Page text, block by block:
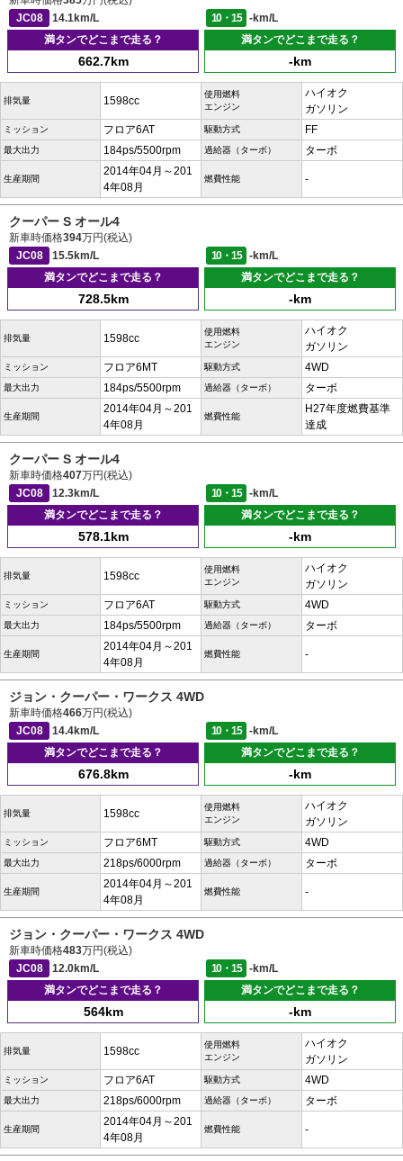
JC08
14.1km/L 10・15
-km/L
満タンでどこまで走る？
662.7km
満タンでどこまで走る？
-km
排気量 1598cc
使用燃料
エンジン
ハイオク
ガソリン
ミッション フロア6AT 駆動方式 FF
最大出力 184ps/5500rpm 過給器（ターボ） ターボ
生産期間
2014年04月～201
4年08月
燃費性能 -
クーパー S オール4
新車時価格394万円(税込)
JC08
15.5km/L 10・15
-km/L
満タンでどこまで走る？
728.5km
満タンでどこまで走る？
-km
排気量 1598cc
使用燃料
エンジン
ハイオク
ガソリン
ミッション フロア6MT 駆動方式 4WD
最大出力 184ps/5500rpm 過給器（ターボ） ターボ
生産期間
2014年04月～201
4年08月
燃費性能
H27年度燃費基準
達成
クーパー S オール4
新車時価格407万円(税込)
JC08
12.3km/L 10・15
-km/L
満タンでどこまで走る？
578.1km
満タンでどこまで走る？
-km
排気量 1598cc
使用燃料
エンジン
ハイオク
ガソリン
ミッション フロア6AT 駆動方式 4WD
最大出力 184ps/5500rpm 過給器（ターボ） ターボ
生産期間
2014年04月～201
4年08月
燃費性能 -
ジョン・クーパー・ワークス 4WD
新車時価格466万円(税込)
JC08
14.4km/L 10・15
-km/L
満タンでどこまで走る？
676.8km
満タンでどこまで走る？
-km
排気量 1598cc
使用燃料
エンジン
ハイオク
ガソリン
ミッション フロア6MT 駆動方式 4WD
最大出力 218ps/6000rpm 過給器（ターボ） ターボ
生産期間
2014年04月～201
4年08月
燃費性能 -
ジョン・クーパー・ワークス 4WD
新車時価格483万円(税込)
JC08
12.0km/L 10・15
-km/L
満タンでどこまで走る？
564km
満タンでどこまで走る？
-km
排気量 1598cc
使用燃料
エンジン
ハイオク
ガソリン
ミッション フロア6AT 駆動方式 4WD
最大出力 218ps/6000rpm 過給器（ターボ） ターボ
生産期間
2014年04月～201
4年08月
燃費性能 -